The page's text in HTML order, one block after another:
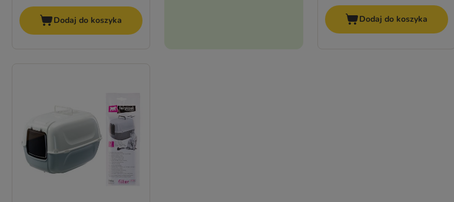
Dodaj do koszyka Dodaj do koszyka